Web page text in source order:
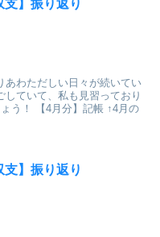
支】振り返り
あわただしい日々が続いてい
ていて、私も見習っており
う！ 【4月分】記帳 ↑4月の
支】振り返り